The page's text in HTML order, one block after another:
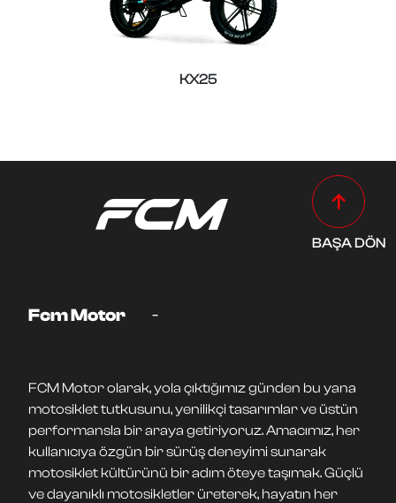
KX25
BAŞA DÖN
Fcm Motor -
FCM Motor olarak, yola çıktığımız günden bu yana
motosiklet tutkusunu, yenilikçi tasarımlar ve üstün
performansla bir araya getiriyoruz. Amacımız, her
kullanıcıya özgün bir sürüş deneyimi sunarak
motosiklet kültürünü bir adım öteye taşımak. Güçlü
ve dayanıklı motosikletler üreterek, hayatın her